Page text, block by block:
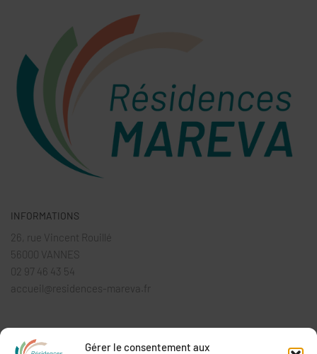
Gérer le consentement aux
INFORMATIONS
26, rue Vincent Rouillé
56000 VANNES
02 97 46 43 54
accueil@residences-mareva.fr
HORAIRES D’OUVERTURE AU PUBLIC